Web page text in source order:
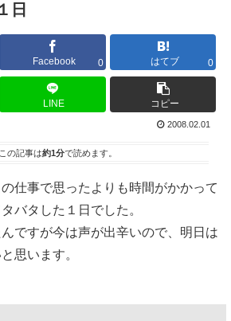
日
Facebook 0 はてブ 0
LINE コピー
2008.02.01
この記事は約1分で読めます。
仕事で思ったよりも時間がかかって
バタした１日でした。
ですが今は声が出辛いので、明日は
思います。